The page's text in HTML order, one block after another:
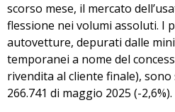
scorso mese, il mercato
flessione nei volumi assoluti. I
autovetture, depurati dalle
temporanei a nome del
rivendita al cliente finale),
266.741 di maggio 2025 (-2,6%).